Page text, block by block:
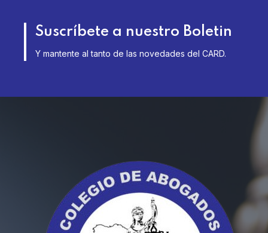
Suscríbete a nuestro Boletin
Y mantente al tanto de las novedades del CARD.